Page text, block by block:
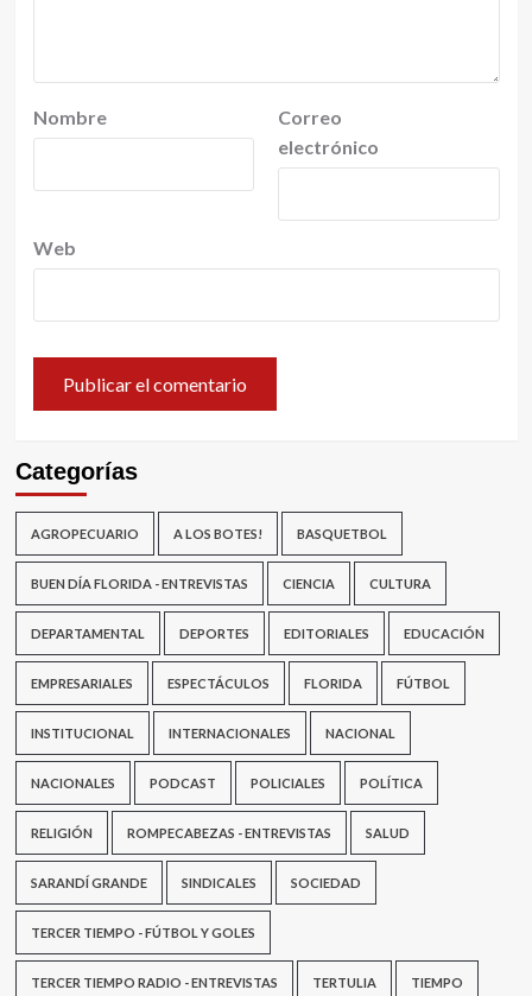
Nombre
Correo
electrónico
Web
Categorías
AGROPECUARIO A LOS BOTES! BASQUETBOL
BUEN DÍA FLORIDA - ENTREVISTAS CIENCIA CULTURA
DEPARTAMENTAL DEPORTES EDITORIALES EDUCACIÓN
EMPRESARIALES ESPECTÁCULOS FLORIDA FÚTBOL
INSTITUCIONAL INTERNACIONALES NACIONAL
NACIONALES PODCAST POLICIALES POLÍTICA
RELIGIÓN ROMPECABEZAS - ENTREVISTAS SALUD
SARANDÍ GRANDE SINDICALES SOCIEDAD
TERCER TIEMPO - FÚTBOL Y GOLES
TERCER TIEMPO RADIO - ENTREVISTAS TERTULIA TIEMPO